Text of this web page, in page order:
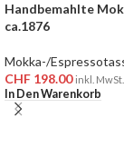
Handbemahlte
ca.1876
Mokka-/
CHF 198.00 inkl. MwSt.
In Den Warenkorb